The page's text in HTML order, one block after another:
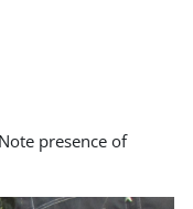
presence of